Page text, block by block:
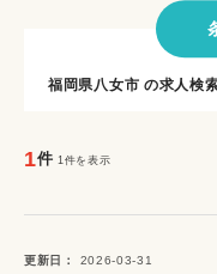
福岡県八女市 の求人検
1件 1件を表示
更新日 2026-03-31